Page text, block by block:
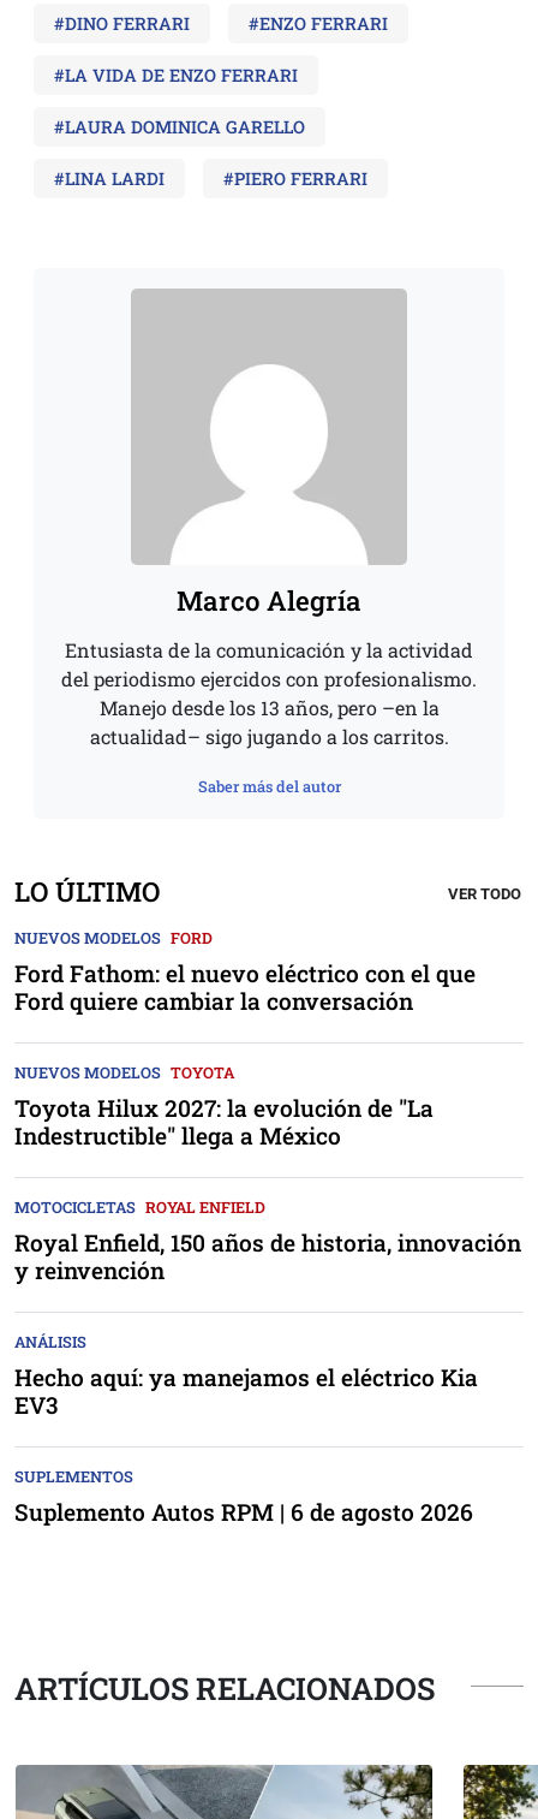
#DINO FERRARI #ENZO FERRARI
#LA VIDA DE ENZO FERRARI
#LAURA DOMINICA GARELLO
#LINA LARDI #PIERO FERRARI
Marco Alegría
Entusiasta de la comunicación y la actividad
del periodismo ejercidos con profesionalismo.
Manejo desde los 13 años, pero –en la
actualidad– sigo jugando a los carritos.
Saber más del autor
LO ÚLTIMO VER TODO
NUEVOS MODELOS FORD
Ford Fathom: el nuevo eléctrico con el que
Ford quiere cambiar la conversación
NUEVOS MODELOS TOYOTA
Toyota Hilux 2027: la evolución de "La
Indestructible" llega a México
MOTOCICLETAS ROYAL ENFIELD
Royal Enfield, 150 años de historia, innovación
y reinvención
ANÁLISIS
Hecho aquí: ya manejamos el eléctrico Kia
EV3
SUPLEMENTOS
Suplemento Autos RPM | 6 de agosto 2026
ARTÍCULOS RELACIONADOS